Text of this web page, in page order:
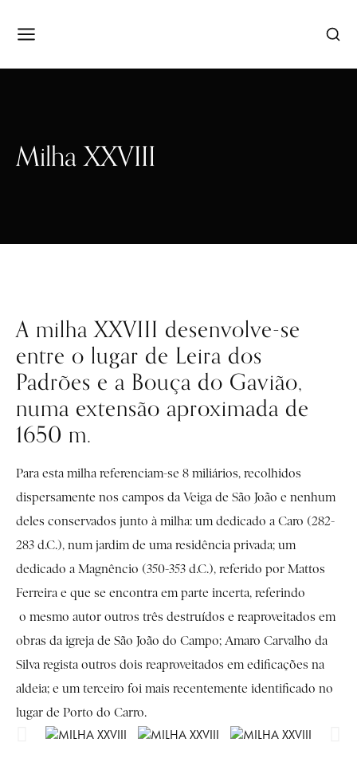
Milha XXVIII
A milha XXVIII desenvolve-se
entre o lugar de Leira dos
Padrões e a Bouça do Gavião,
numa extensão aproximada de
1650 m.
Para esta milha referenciam-se 8 miliários, recolhidos
dispersamente nos campos da Veiga de São João e nenhum
deles conservados junto à milha: um dedicado a Caro (282-
283 d.C.), num jardim de uma residência privada; um
dedicado a Magnêncio (350-353 d.C.), referido por Mattos
Ferreira e que se encontra em parte incerta, referindo
o mesmo autor outros três destruídos e reaproveitados em
obras da igreja de São João do Campo; Amaro Carvalho da
Silva regista outros dois reaproveitados em edificações na
aldeia; e um terceiro foi mais recentemente identificado no
lugar de Porto do Carro.